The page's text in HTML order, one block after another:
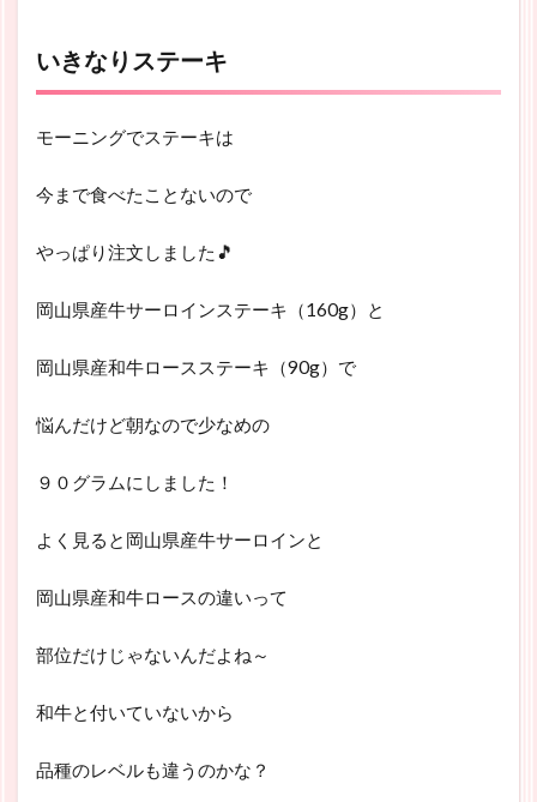
いきなりステーキ
モーニングでステーキは
今まで食べたことないので
やっぱり注文しました🎵
岡山県産牛サーロインステーキ（160g）と
岡山県産和牛ロースステーキ（90g）で
悩んだけど朝なので少なめの
９０グラムにしました！
よく見ると岡山県産牛サーロインと
岡山県産和牛ロースの違いって
部位だけじゃないんだよね～
和牛と付いていないから
品種のレベルも違うのかな？